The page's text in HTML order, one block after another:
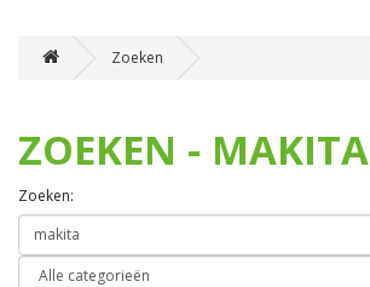
Zoeken
ZOEKEN - MAKITA
Zoeken: